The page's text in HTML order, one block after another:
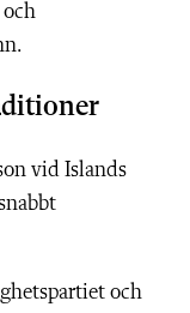
vid Islands
och